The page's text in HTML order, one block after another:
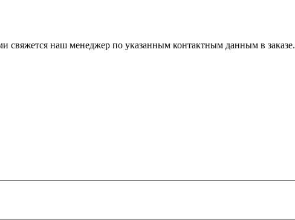
свяжется наш менеджер по указанным контактным данным в заказе.